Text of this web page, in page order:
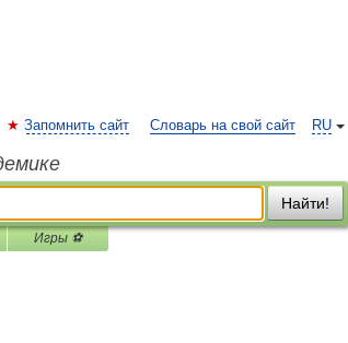
RU
Запомнить сайт Словарь на свой сайт
Найти!
Игры ⚽